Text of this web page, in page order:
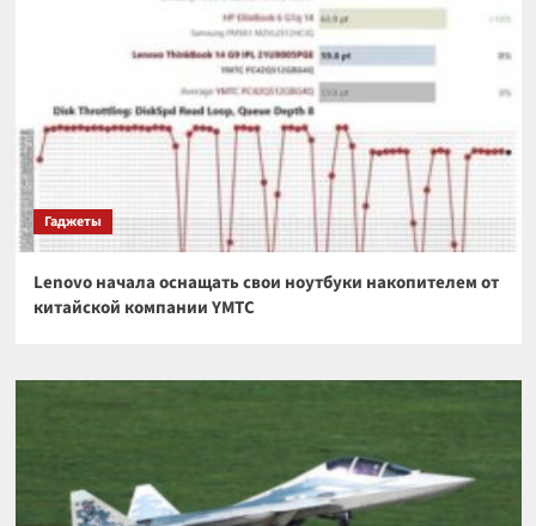
Гаджеты
Lenovo начала оснащать свои ноутбуки накопителем от
китайской компании YMTC